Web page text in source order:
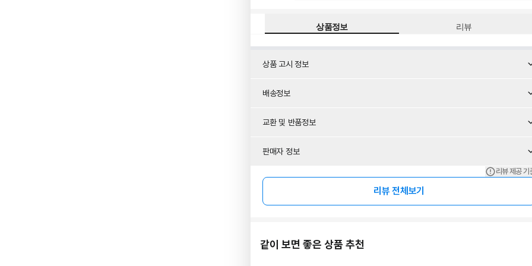
상품정보 리뷰
상품 고시 정보
배송정보
교환 및 반품정보
판매자 정보
리뷰 제공 기
리뷰 전체보기
같이 보면 좋은 상품 추천